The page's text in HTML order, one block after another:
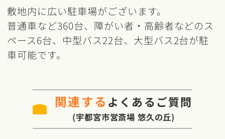
敷地内に広い駐車場がございます。
普通車など360台、障がい者・高齢者などのス
ペース6台、中型バス22台、大型バス2台が駐
車可能です。
関連する よくあるご質問
(宇都宮市営斎場 悠久の丘)